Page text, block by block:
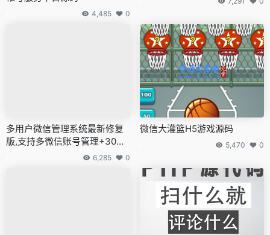
4,485 0
多用户微信管理系统最新修复
版,支持多微信账号管理+30多
6,285 0
微信大灌篮H5游戏源码
5,470 0